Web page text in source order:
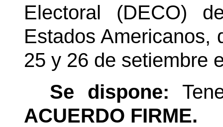
Electoral (DECO)
Estados Americanos,
25 y 26 de setiembre
Se dispone:
ACUERDO FIRME.